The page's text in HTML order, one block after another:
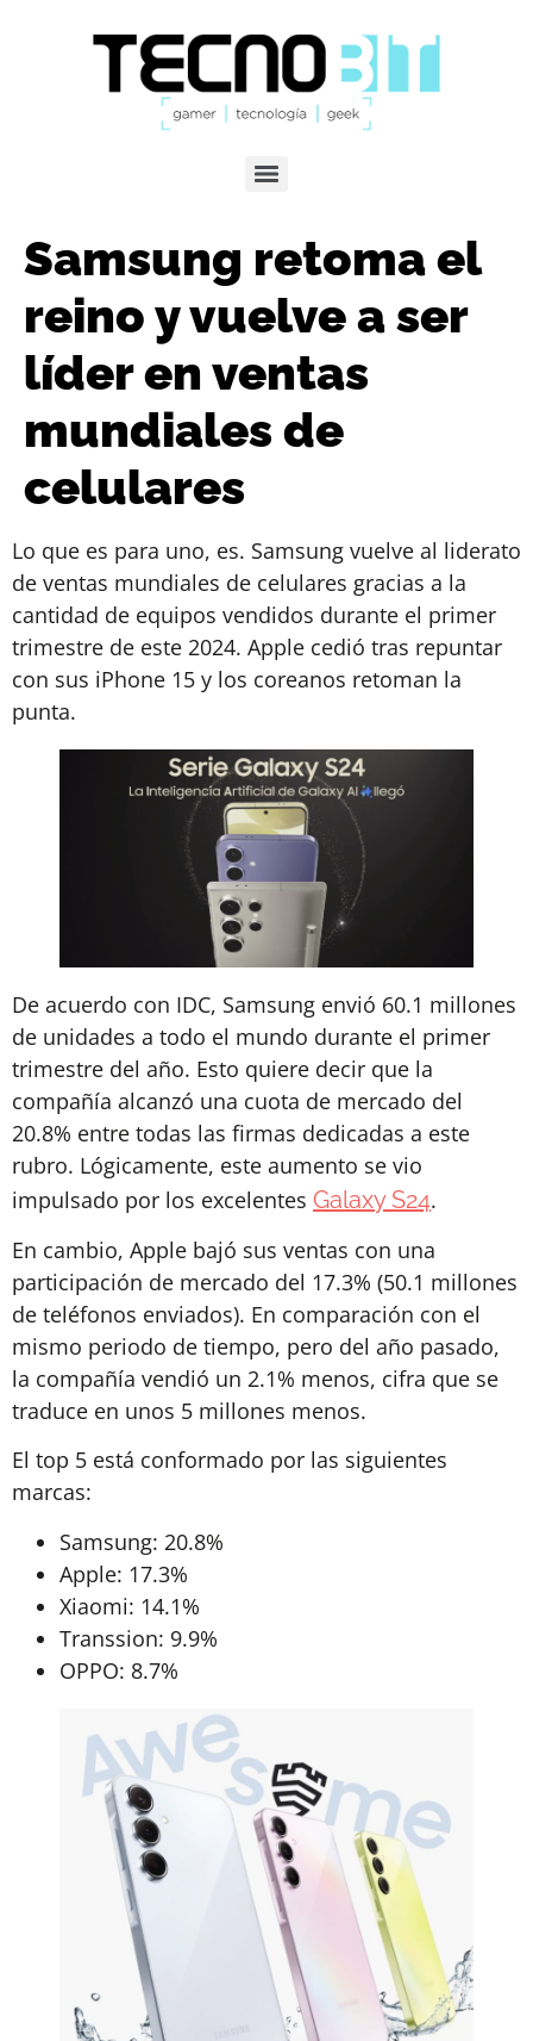
Samsung retoma el
reino y vuelve a ser
líder en ventas
mundiales de
celulares
Lo que es para uno, es. Samsung vuelve al liderato
de ventas mundiales de celulares gracias a la
cantidad de equipos vendidos durante el primer
trimestre de este 2024. Apple cedió tras repuntar
con sus iPhone 15 y los coreanos retoman la
punta.
De acuerdo con IDC, Samsung envió 60.1 millones
de unidades a todo el mundo durante el primer
trimestre del año. Esto quiere decir que la
compañía alcanzó una cuota de mercado del
20.8% entre todas las firmas dedicadas a este
rubro. Lógicamente, este aumento se vio
impulsado por los excelentes Galaxy S24.
En cambio, Apple bajó sus ventas con una
participación de mercado del 17.3% (50.1 millones
de teléfonos enviados). En comparación con el
mismo periodo de tiempo, pero del año pasado,
la compañía vendió un 2.1% menos, cifra que se
traduce en unos 5 millones menos.
El top 5 está conformado por las siguientes
marcas:
Samsung: 20.8%
Apple: 17.3%
Xiaomi: 14.1%
Transsion: 9.9%
OPPO: 8.7%